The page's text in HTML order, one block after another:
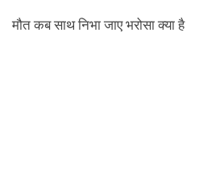
मौत कब साथ निभा जाए भरोसा क्या है